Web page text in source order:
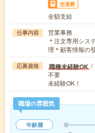
交通費
全額支給
仕事内容
営業事務
＊注文専用シス
理＊顧客情報の
応募資格 職種未経験OK /
不要
未経験OK！
職場の雰囲気
年齢層